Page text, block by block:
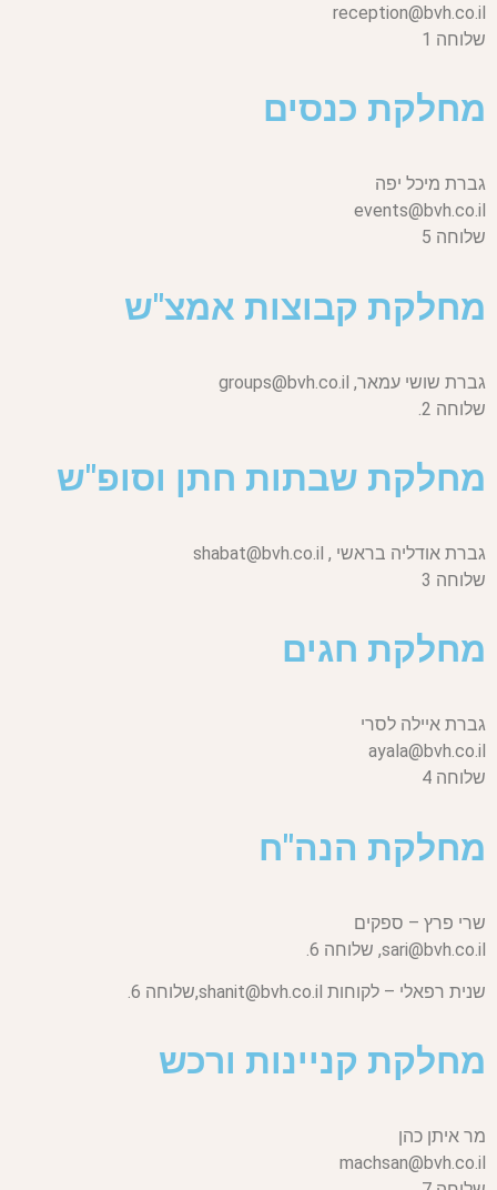
reception@bvh.co.il
שלוחה 1
מחלקת כנסים
גברת מיכל יפה
events@bvh.co.il
שלוחה 5
מחלקת קבוצות אמצ"ש
גברת שושי עמאר, groups@bvh.co.il
שלוחה 2.
מחלקת שבתות חתן וסופ"ש
גברת אודליה בראשי , shabat@bvh.co.il
שלוחה 3
מחלקת חגים
גברת איילה לסרי
ayala@bvh.co.il
שלוחה 4
מחלקת הנה"ח
שרי פרץ – ספקים
sari@bvh.co.il, שלוחה 6.
שנית רפאלי – לקוחות shanit@bvh.co.il, שלוחה 6.
מחלקת קניינות ורכש
מר איתן כהן
machsan@bvh.co.il